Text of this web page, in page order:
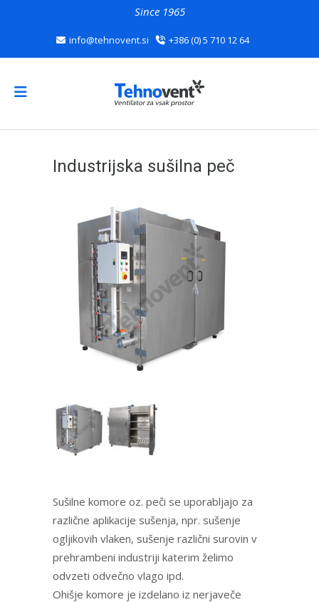
Since 1965
info@tehnovent.si +386 (0) 5 710 12 64
Industrijska sušilna peč
Sušilne komore oz. peči se uporabljajo za
različne aplikacije sušenja, npr. sušenje
ogljikovih vlaken, sušenje različni surovin v
prehrambeni industriji katerim želimo
odvzeti odvečno vlago ipd.
Ohišje komore je izdelano iz nerjaveče